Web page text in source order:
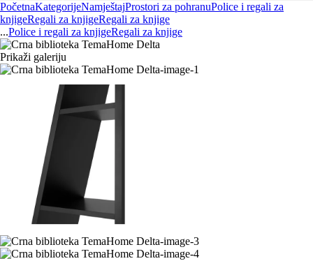
PočetnaKategorijeNamještajProstori za pohranuPolice i regali za
knjigeRegali za knjigeRegali za knjige
...Police i regali za knjigeRegali za knjige
Prikaži galeriju